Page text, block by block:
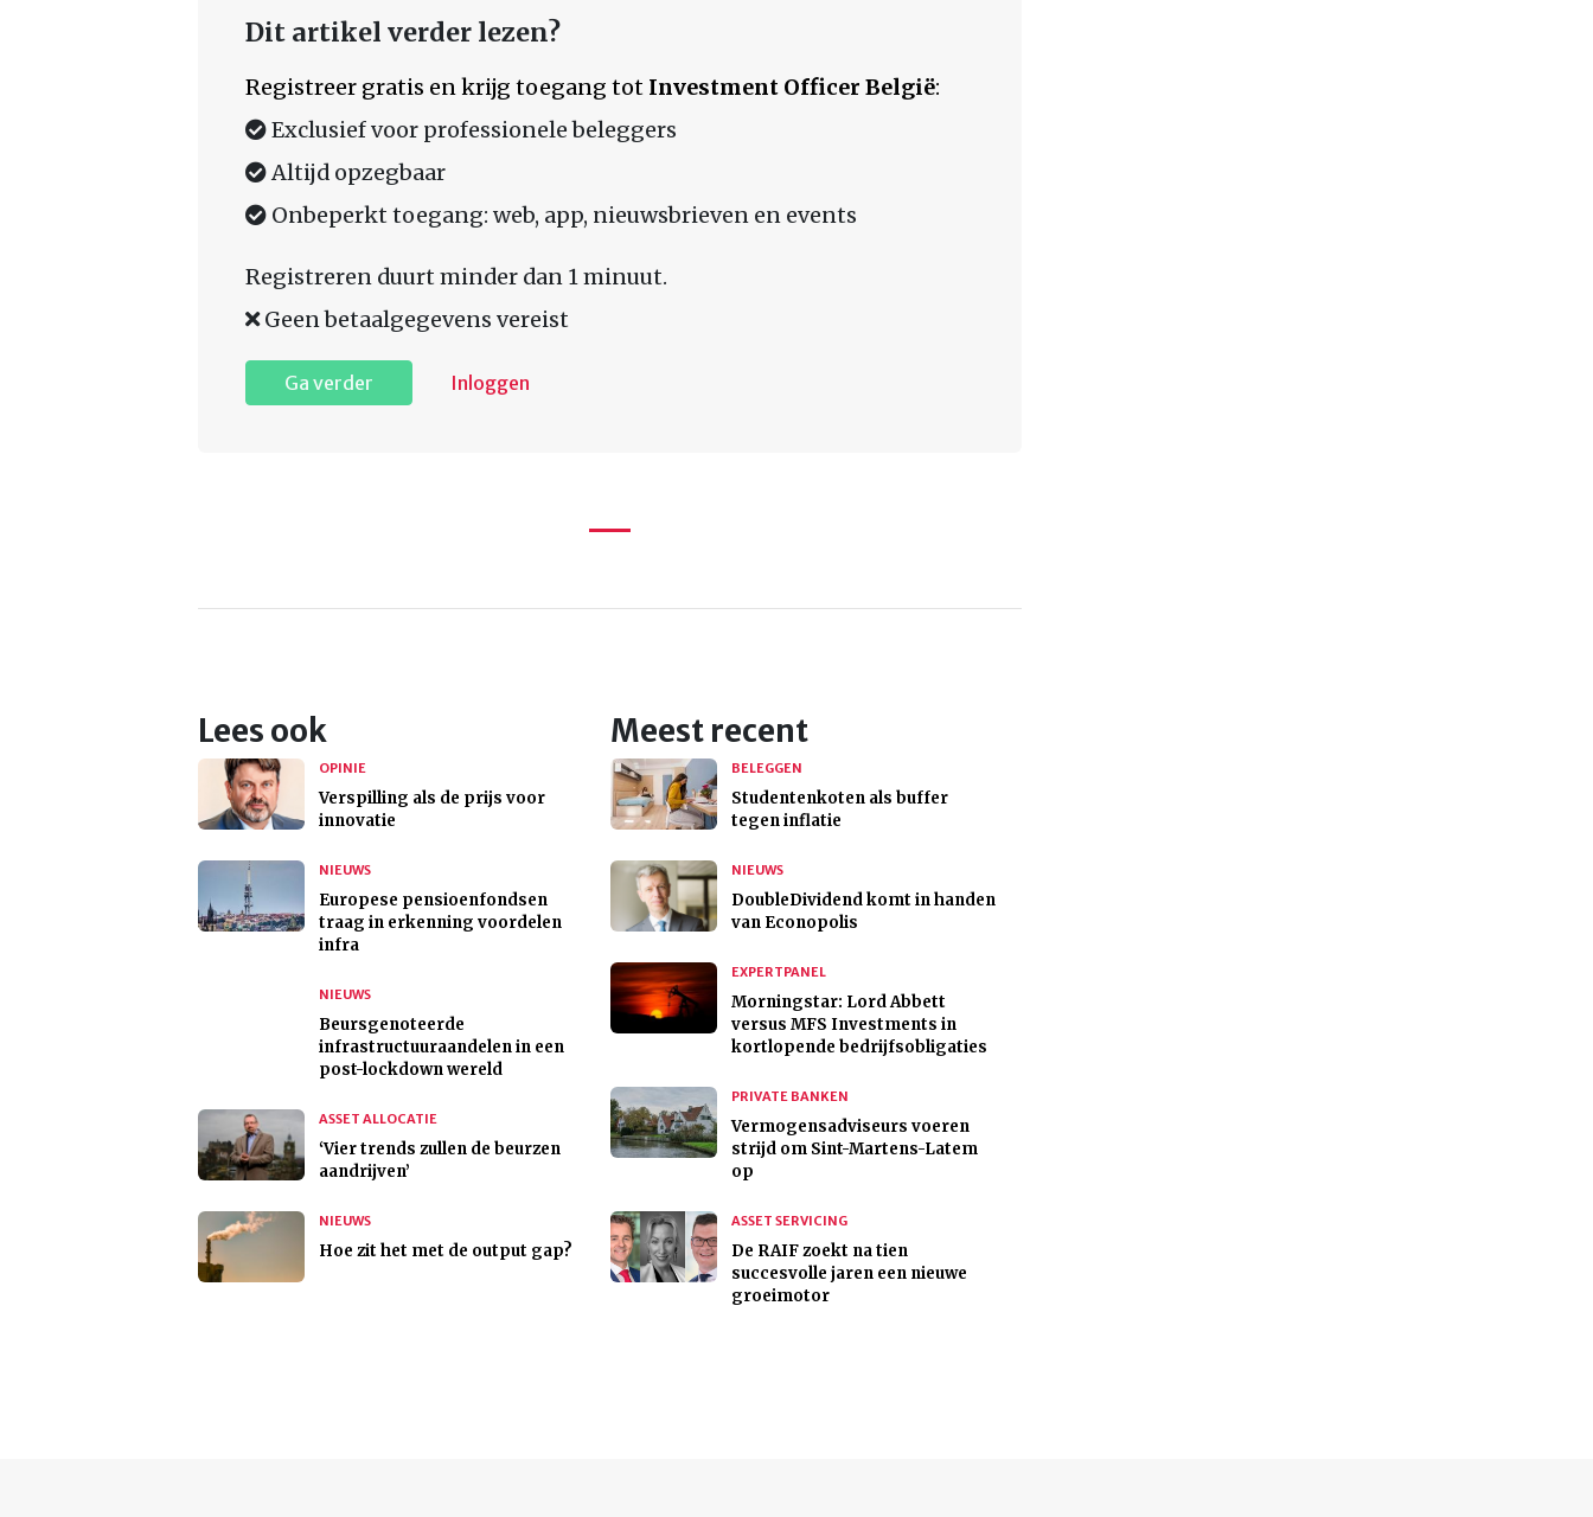
Dit artikel verder lezen?
Registreer gratis en krijg toegang tot Investment Officer België:
Exclusief voor professionele beleggers
Altijd opzegbaar
Onbeperkt toegang: web, app, nieuwsbrieven en events
Registreren duurt minder dan 1 minuut.
Geen betaalgegevens vereist
Ga verder Inloggen
Lees ook
OPINIE
Verspilling als de prijs voor
innovatie
NIEUWS
Europese pensioenfondsen
traag in erkenning voordelen
infra
NIEUWS
Beursgenoteerde
infrastructuuraandelen in een
post-lockdown wereld
ASSET ALLOCATIE
‘Vier trends zullen de beurzen
aandrijven’
NIEUWS
Hoe zit het met de output gap?
Meest recent
BELEGGEN
Studentenkoten als buffer
tegen inflatie
NIEUWS
DoubleDividend komt in handen
van Econopolis
EXPERTPANEL
Morningstar: Lord Abbett
versus MFS Investments in
kortlopende bedrijfsobligaties
PRIVATE BANKEN
Vermogensadviseurs voeren
strijd om Sint-Martens-Latem
op
ASSET SERVICING
De RAIF zoekt na tien
succesvolle jaren een nieuwe
groeimotor